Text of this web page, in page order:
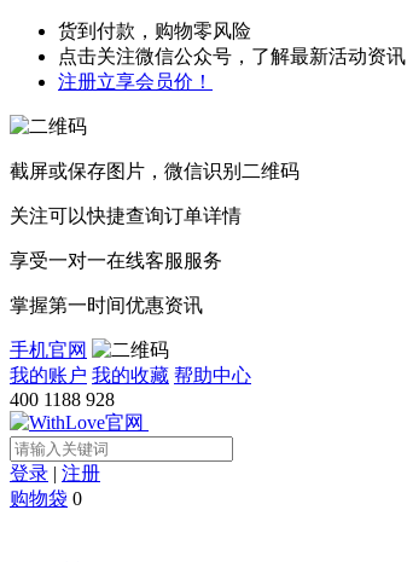
货到付款，购物零风险
点击关注微信公众号，了解最新活动资讯
注册立享会员价！
截屏或保存图片，微信识别二维码
关注可以快捷查询订单详情
享受一对一在线客服服务
掌握第一时间优惠资讯
手机官网
我的账户 我的收藏 帮助中心
400 1188 928
登录 | 注册
购物袋 0